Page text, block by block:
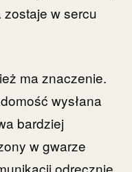
w sercu
ma znaczenie.
wysłana
bardziej
w gwarze